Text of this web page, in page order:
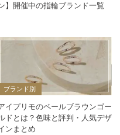
】開催中の指輪ブランド一覧
ブランド別
イプリモのペールブラウンゴー
ドとは？色味と評判・人気デザ
ンまとめ